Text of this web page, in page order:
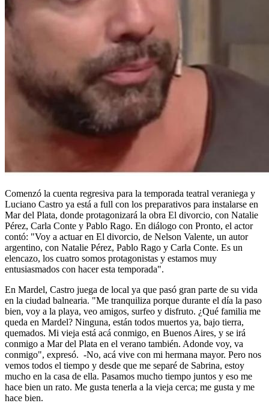
Comenzó la cuenta regresiva para la temporada teatral veraniega y
Luciano Castro ya está a full con los preparativos para instalarse en
Mar del Plata, donde protagonizará la obra El divorcio, con Natalie
Pérez, Carla Conte y Pablo Rago. En diálogo con Pronto, el actor
contó: "Voy a actuar en El divorcio, de Nelson Valente, un autor
argentino, con Natalie Pérez, Pablo Rago y Carla Conte. Es un
elencazo, los cuatro somos protagonistas y estamos muy
entusiasmados con hacer esta temporada".
En Mardel, Castro juega de local ya que pasó gran parte de su vida
en la ciudad balnearia. "Me tranquiliza porque durante el día la paso
bien, voy a la playa, veo amigos, surfeo y disfruto. ¿Qué familia me
queda en Mardel? Ninguna, están todos muertos ya, bajo tierra,
quemados. Mi vieja está acá conmigo, en Buenos Aires, y se irá
conmigo a Mar del Plata en el verano también. Adonde voy, va
conmigo", expresó. -No, acá vive con mi hermana mayor. Pero nos
vemos todos el tiempo y desde que me separé de Sabrina, estoy
mucho en la casa de ella. Pasamos mucho tiempo juntos y eso me
hace bien un rato. Me gusta tenerla a la vieja cerca; me gusta y me
hace bien.